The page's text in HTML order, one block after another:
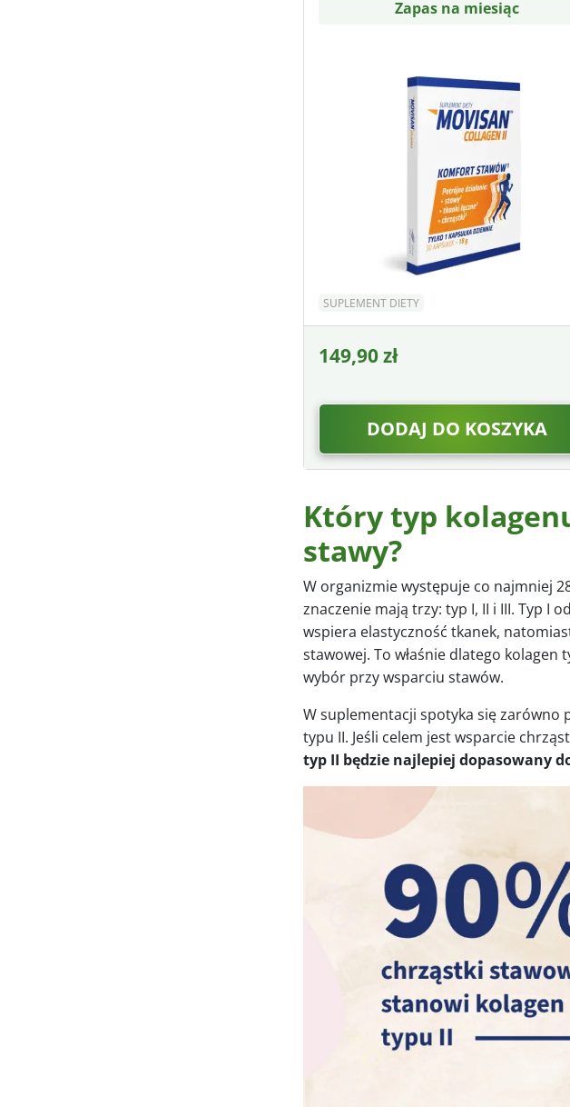
Zapas na miesiąc
SUPLEMENT DIETY
149,90 zł
DODAJ DO KOSZYKA
Który typ
stawy?
W organizmie występuje co najmniej
znaczenie mają trzy: typ I, II i III. Typ I
wspiera elastyczność tkanek,
stawowej. To właśnie dlatego
wybór przy wsparciu stawów.
W suplementacji spotyka się zarówno
typu II. Jeśli celem jest wsparcie
typ II będzie najlepiej dopasowany